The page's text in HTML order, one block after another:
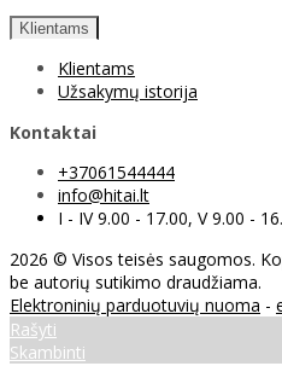
Klientams
Klientams
Užsakymų istorija
Kontaktai
+37061544444
info@hitai.lt
I - IV 9.00 - 17.00, V 9.00 -
2026 © Visos teisės saugomos.
be autorių sutikimo draudžiama.
Elektroninių parduotuvių nuoma -
Rašyti
Skambinti